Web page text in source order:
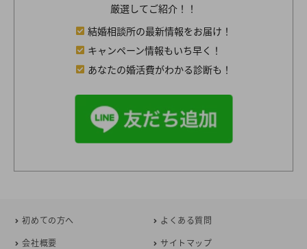
厳選してご紹介！！
結婚相談所の最新情報をお届け！
キャンペーン情報もいち早く！
あなたの婚活費がわかる診断も！
初めての方へ
よくある質問
会社概要
サイトマップ